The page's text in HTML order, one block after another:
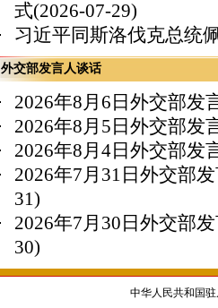
式(2026-07-29)
习近平同斯洛伐克总统
外交部发言人谈话
2026年8月6日外交部发
2026年8月5日外交部发
2026年8月4日外交部发
2026年7月31日外交部
31)
2026年7月30日外交部
30)
中华人民共和国